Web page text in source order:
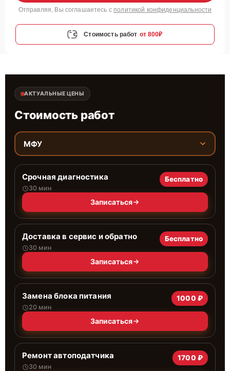
Отправляя, Вы соглашаетесь с политикой конфиденциальности
Стоимость работ от 800₽
АКТУАЛЬНЫЕ ЦЕНЫ
Стоимость работ
МФУ
Срочная диагностика
30 мин
Бесплатно
Записаться
Доставка в сервис и обратно
30 мин
Бесплатно
Записаться
Замена блока питания
20 мин
1000 ₽
Записаться
Ремонт автоподатчика
30 мин
1700 ₽